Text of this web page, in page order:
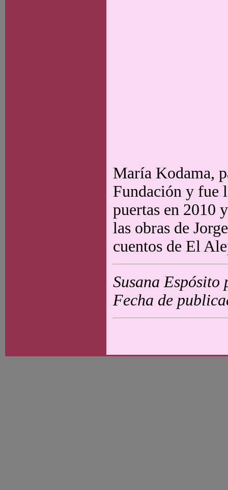
María Kodama,
Fundación y fue
puertas en 2010
las obras de
cuentos de El
Susana
Fecha de